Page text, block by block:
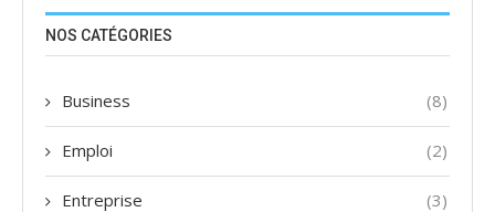
NOS CATÉGORIES
Business (8)
Emploi (2)
Entreprise (3)